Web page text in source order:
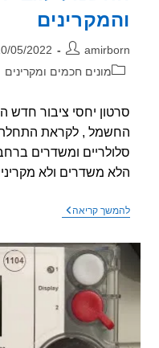
פורסם:
10/05/2022
מונים חכמים ומקרינים
זמן
read
יחסי ציבור חדש הופיע
, לקראת התחלת
ומשדרים ברחבי
משדרים ולא מקרינים
קריאההופץ
ציבור
של
חברת
החשמל
לגבי
המונים
המשדרים
והמקרינים